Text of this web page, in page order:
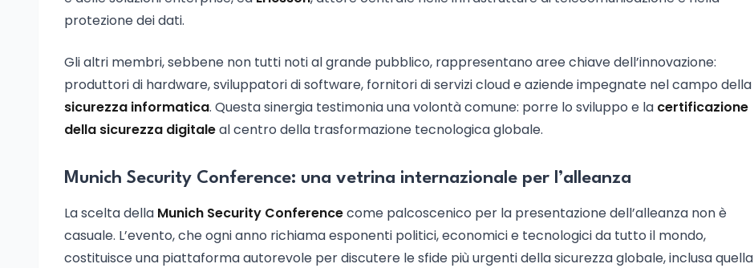
protezione dei dati.
Gli altri membri, sebbene non tutti noti al grande pubblico, rappresentano aree chiave dell’innovazione:
produttori di hardware, sviluppatori di software, fornitori di servizi cloud e aziende impegnate nel campo della
sicurezza informatica. Questa sinergia testimonia una volontà comune: porre lo sviluppo e la certificazione
della sicurezza digitaleal centro della trasformazione tecnologica globale.
Munich Security Conference: una vetrina internazionale per l’alleanza
La scelta della Munich Security Conferencecome palcoscenico per la presentazione dell’alleanza non è
casuale. L’evento, che ogni anno richiama esponenti politici, economici e tecnologici da tutto il mondo,
costituisce una piattaforma autorevole per discutere le sfide più urgenti della sicurezza globale, inclusa quella